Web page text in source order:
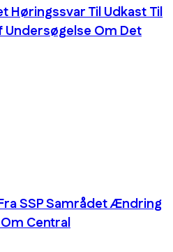
Høringssvar Til Udkast Til
Om Det
SSP Samrådet Ændring
Central